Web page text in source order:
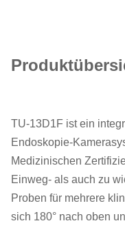
TU-13D1F ist ein
Endoskopie-
Medizinischen
Einweg- als auch zu
Proben für mehrere
sich 180° nach oben